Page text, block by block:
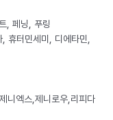
, 페닝, 푸링
터민세미, 디에타민,
니엑스,제니로우,리피다